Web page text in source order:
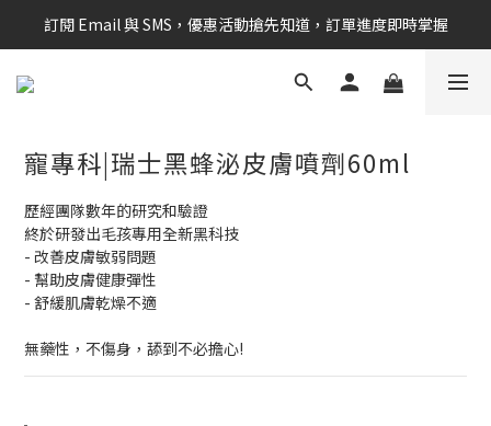
新會員享$100購物金 現在立即加入！
訂閱 Email 與 SMS，優惠活動搶先知道，訂單進度即時掌握
新會員享$100購物金 現在立即加入！
寵專科|瑞士黑蜂泌皮膚噴劑60ml
歷經團隊數年的研究和驗證
終於研發出毛孩專用全新黑科技
- 改善皮膚敏弱問題
- 幫助皮膚健康彈性
- 舒緩肌膚乾燥不適
無藥性，不傷身，舔到不必擔心!